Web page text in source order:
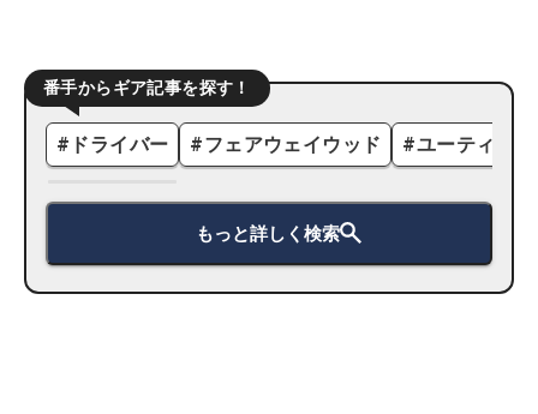
番手からギア記事を探す！
# ドライバー #フェアウェイウッド #ユーティリ
もっと詳しく検索